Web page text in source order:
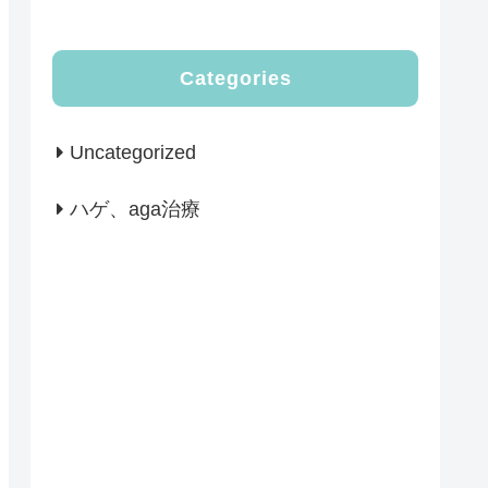
Categories
Uncategorized
ハゲ、aga治療